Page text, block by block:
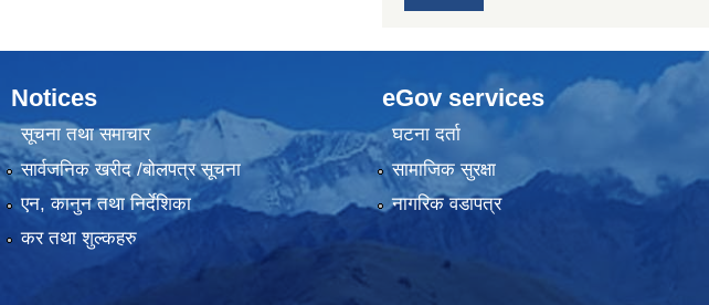
Notices
सूचना तथा समाचार
सार्वजनिक खरीद /बोलपत्र सूचना
एन, कानुन तथा निर्देशिका
कर तथा शुल्कहरु
eGov services
घटना दर्ता
सामाजिक सुरक्षा
नागरिक वडापत्र